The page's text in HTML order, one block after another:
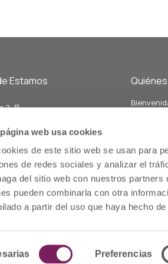
web usa cookies
de este sitio web se usan para
de redes sociales y analizar el
del sitio web con nuestros
pueden combinarla con otra
a partir del uso que haya hecho
Preferencias
Estamos
2, 1º
L-V
14:00
Estatutos